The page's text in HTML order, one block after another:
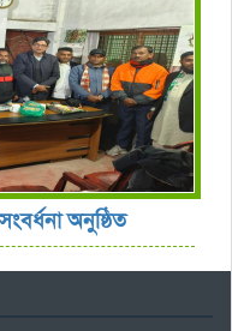
অনুষ্ঠিত